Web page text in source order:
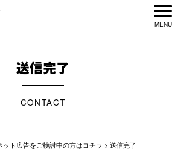
送信完了
CONTACT
ト広告をご検討中の方はコチラ > 送信完了